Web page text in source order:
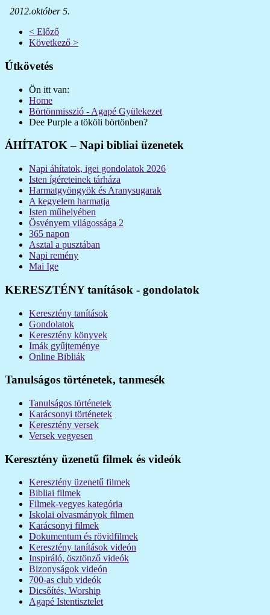
2012.október 5.
< Előző
Következő >
Útkövetés
Ön itt van:
Home
Börtönmisszió - Agapé Gyülekezet
Dee Purple a tököli börtönben?
ÁHÍTATOK – Napi bibliai üzenetek
Napi áhítatok, igei gondolatok 2026
Isten ígéreteinek tárháza
Harmatgyöngyök és Aranysugarak
A kegyelem harmatja
Isten műhelyében
Ösvényem világossága 2
365 napon
Asztal a pusztában
Napi remény
Mai Ige
KERESZTÉNY tanítások - gondolatok
Keresztény tanítások
Gondolatok
Keresztény könyvek
Imák gyűjteménye
Online Bibliák
Tanulságos történetek, tanmesék
Tanulságos történetek
Karácsonyi történetek
Keresztény versek
Versek vegyesen
Keresztény üzenetű filmek és videók
Keresztény üzenetű filmek
Bibliai filmek
Filmek-vegyes kategória
Iskolai olvasmányok filmen
Karácsonyi filmek
Dokumentum és rövidfilmek
Keresztény tanítások videón
Inspiráló, ösztönző videók
Bizonyságok videón
700-as club videók
Dicsőítés, Worship
Agapé Istentisztelet